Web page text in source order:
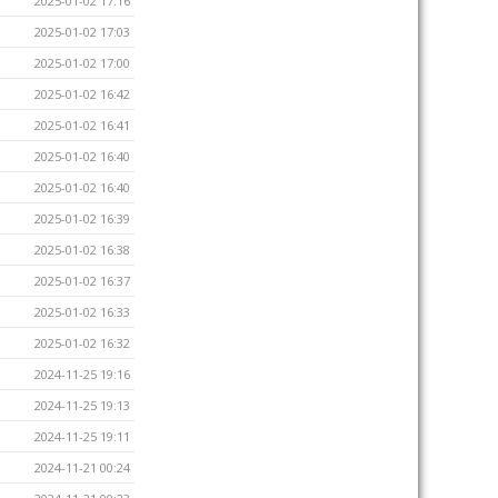
2025-01-02 17:03
2025-01-02 17:00
2025-01-02 16:42
2025-01-02 16:41
2025-01-02 16:40
2025-01-02 16:40
2025-01-02 16:39
2025-01-02 16:38
2025-01-02 16:37
2025-01-02 16:33
2025-01-02 16:32
2024-11-25 19:16
2024-11-25 19:13
2024-11-25 19:11
2024-11-21 00:24